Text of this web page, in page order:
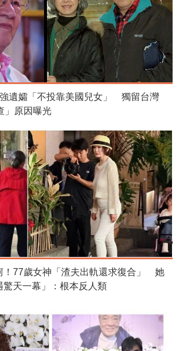
遺孀「不投靠美國兒女」 獨留台灣
」原因曝光
！77歲女神「渣夫出軌還求復合」 她
驚天一幕」：根本反人類